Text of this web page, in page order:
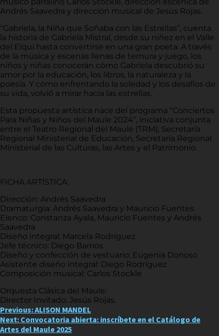
Andrés Saavedra y dirección musical de Jesús Rojas.
“Gabriela, la Niña que Soñaba con las Estrellas”, cuenta
la historia de Gabriela Mistral, desde su niñez en el Valle
del Elqui hasta convertirse en una gran poeta. A través
de la música y escenas llenas de ternura y juego, los
niños y niñas conocerán cómo Gabriela descubrió su
amor por la educación, los libros, la naturaleza y la
poesía. Y cómo enfrentando la soledad y los desafíos de
su vida, volvió a mirar hacia las estrellas.
Esta propuesta artística nace del programa “Conciertos
Para Niñas y Niños del Maule 2024”, iniciativa conjunta
entre el Teatro Regional del Maule (TRM), Secretaría
Regional Ministerial de Educación, Secretaría Regional
Ministerial de las Culturas, las Artes y el Patrimonio.
FICHA ARTÍSTICA:
Dirección: Andrés Saavedra
Dramaturgia: Andrés Saavedra y Mauricio Fuentes
Elenco: Constanza Ayala, Mauricio Fuentes y Andrés
Saavedra
Diseño integral: Marcela Rodríguez
Jefe técnico: Diego Barrios
Diseño y confección de vestuario: Eugenia Donoso
Asistente diseño integral: Diego Rodríguez
Composición musical: Carlos Stockle
Orquesta Clásica del Maule:
Director Invitado: Jesús Rojas.
Post
navigation
Previous:ALISON MANDEL
Next: Convocatoria abierta: inscríbete en el Catálogo de
Artes del Maule 2025